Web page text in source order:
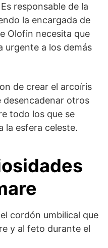
responsable de la
la encargada de
Olofin necesita que
urgente a los demás
de crear el arcoíris
desencadenar otros
todo los que se
la esfera celeste.
cordón umbilical que
y al feto durante el